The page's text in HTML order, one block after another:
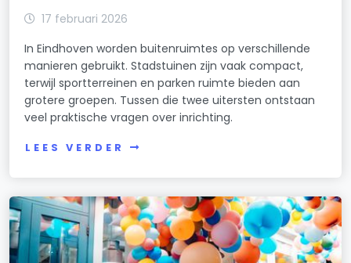
17 februari 2026
In Eindhoven worden buitenruimtes op verschillende
manieren gebruikt. Stadstuinen zijn vaak compact,
terwijl sportterreinen en parken ruimte bieden aan
grotere groepen. Tussen die twee uitersten ontstaan
veel praktische vragen over inrichting.
LEES VERDER